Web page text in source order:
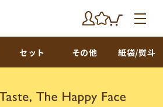
セット その他 紙袋/熨斗